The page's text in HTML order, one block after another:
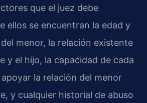
que el juez debe
ellos se encuentran la edad y
menor, la relación existente
y el hijo, la capacidad de cada
la relación del menor
y cualquier historial de abuso